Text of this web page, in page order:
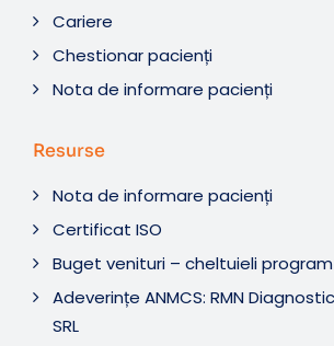
Cariere
Chestionar pacienți
Nota de informare pacienți
Resurse
Nota de informare pacienți
Certificat ISO
Buget venituri – cheltuieli program
Adeverințe ANMCS: RMN
SRL